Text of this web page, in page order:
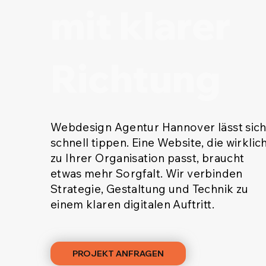
Webdesign Agentur Hannover lässt sich
schnell tippen. Eine Website, die
zu Ihrer Organisation passt, braucht
etwas mehr Sorgfalt. Wir verbinden
Strategie, Gestaltung und Technik zu
einem klaren digitalen Auftritt.
PROJEKT ANFRAGEN